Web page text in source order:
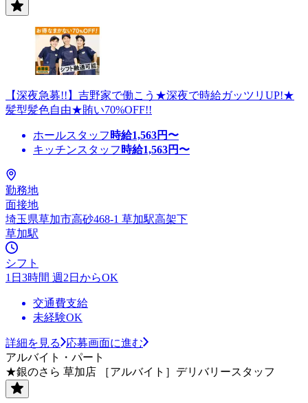
【深夜急募!!】吉野家で働こう★深夜で時給ガッツリUP!★
髪型髪色自由★賄い70%OFF!!
ホールスタッフ 時給1,563円〜
キッチンスタッフ 時給1,563円〜
勤務地
面接地
埼玉県草加市高砂468-1 草加駅高架下
草加駅
シフト
1日3時間 週2日からOK
交通費支給
未経験OK
詳細を見る
応募画面に進む
アルバイト・パート
★銀のさら 草加店 ［アルバイト］デリバリースタッフ